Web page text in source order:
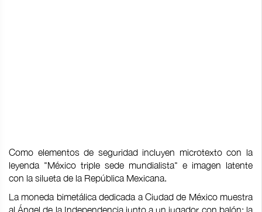
Como elementos de seguridad incluyen microtexto con la
leyenda "México triple sede mundialista" e imagen latente
con la silueta de la República Mexicana.
La moneda bimetálica dedicada a Ciudad de México muestra
al Ángel de la Independencia junto a un jugador con balón; la